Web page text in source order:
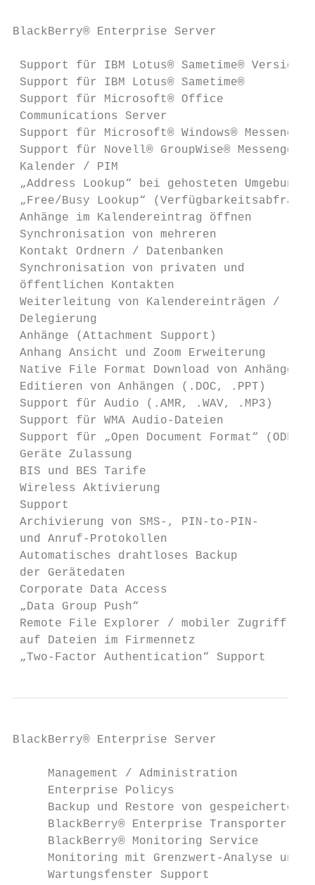
BlackBerry® Enterprise Server
Support für IBM Lotus® Sametime®
Support für IBM Lotus® Sametime®
Support für Microsoft® Office
Communications Server
Support für Microsoft® Windows®
Support für Novell® GroupWise®
Kalender / PIM
„Address Lookup“ bei gehosteten
„Free/Busy Lookup“
Anhänge im Kalendereintrag öffnen
Synchronisation von mehreren
Kontakt Ordnern / Datenbanken
Synchronisation von privaten und
öffentlichen Kontakten
Weiterleitung von
Delegierung
Anhänge (Attachment Support)
Anhang Ansicht und Zoom
Native File Format Download von
Editieren von Anhängen (.DOC,
Support für Audio (.AMR, .WAV,
Support für WMA Audio-Dateien
Support für „Open Document Format“
Geräte Zulassung
BIS und BES Tarife
Wireless Aktivierung
Support
Archivierung von SMS-, PIN-to-PIN-
und Anruf-Protokollen
Automatisches drahtloses Backup
der Gerätedaten
Corporate Data Access
„Data Group Push“
Remote File Explorer / mobiler
auf Dateien im Firmennetz
„Two-Factor Authentication“
BlackBerry® Enterprise Server
     Management / Administration
Enterprise Policys
Backup und Restore von gespeicherten
BlackBerry® Enterprise Transporter
BlackBerry® Monitoring Service
Monitoring mit Grenzwert-Analyse und
     Wartungsfenster Support